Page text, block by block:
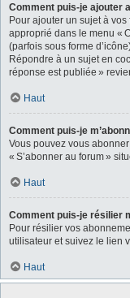
Comment puis-je ajouter
Pour ajouter un sujet à
approprié dans le menu «
(parfois sous forme
Répondre à un sujet en
réponse est publiée »
Haut
Comment puis-je
Vous pouvez vous
« S’abonner au forum »
Haut
Comment puis-je résilier
Pour résilier vos
utilisateur et suivez le lien
Haut